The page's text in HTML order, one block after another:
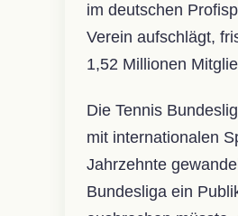
im deutschen
Verein aufschlägt,
1,52 Millionen
Die Tennis
mit internationalen
Jahrzehnte
Bundesliga ein